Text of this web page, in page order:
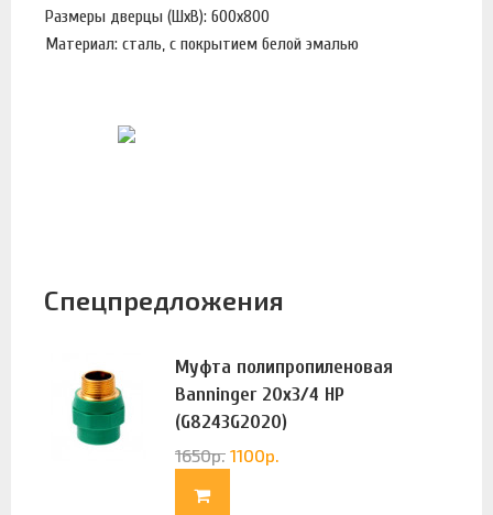
Размеры дверцы (ШхВ): 600х800
Материал: сталь, с покрытием белой эмалью
Спецпредложения
Муфта полипропиленовая
Banninger 20х3/4 НР
(G8243G2020)
1650р. 1100р.